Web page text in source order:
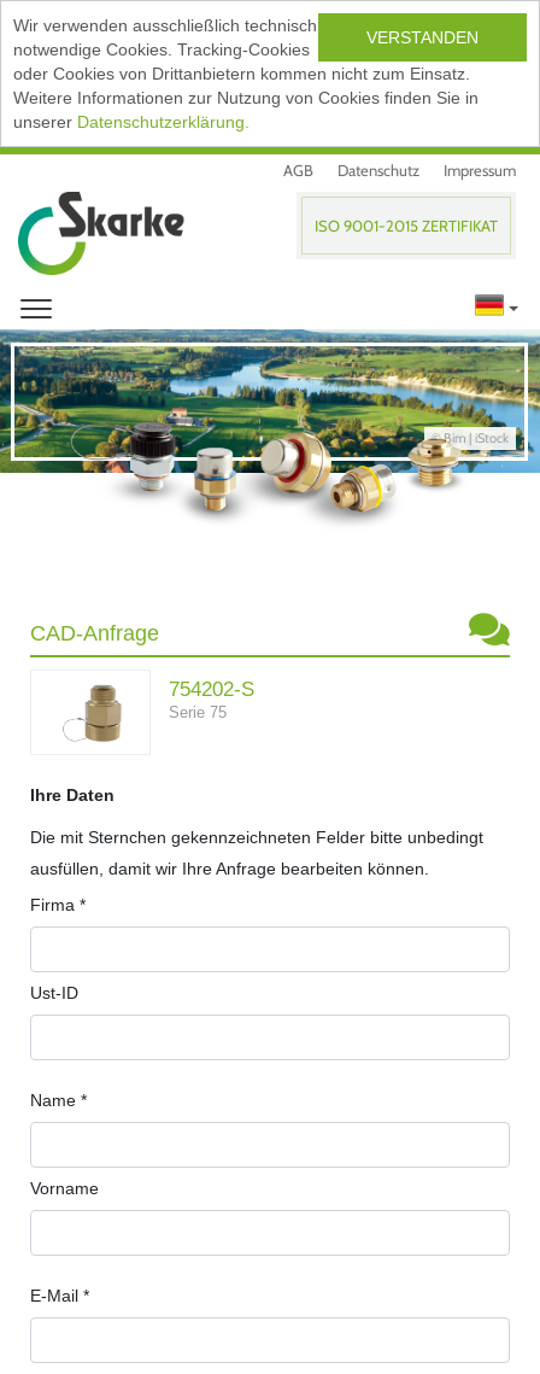
VERSTANDEN
Wir verwenden ausschließlich technisch
notwendige Cookies. Tracking-Cookies
oder Cookies von Drittanbietern kommen nicht zum Einsatz.
Weitere Informationen zur Nutzung von Cookies finden Sie in
unserer Datenschutzerklärung.
AGB Datenschutz Impressum
ISO 9001-2015 ZERTIFIKAT
© Bim | iStock
CAD-Anfrage
754202-S
Serie 75
Ihre Daten
Die mit Sternchen gekennzeichneten Felder bitte unbedingt
ausfüllen, damit wir Ihre Anfrage bearbeiten können.
Firma *
Ust-ID
Name *
Vorname
E-Mail *